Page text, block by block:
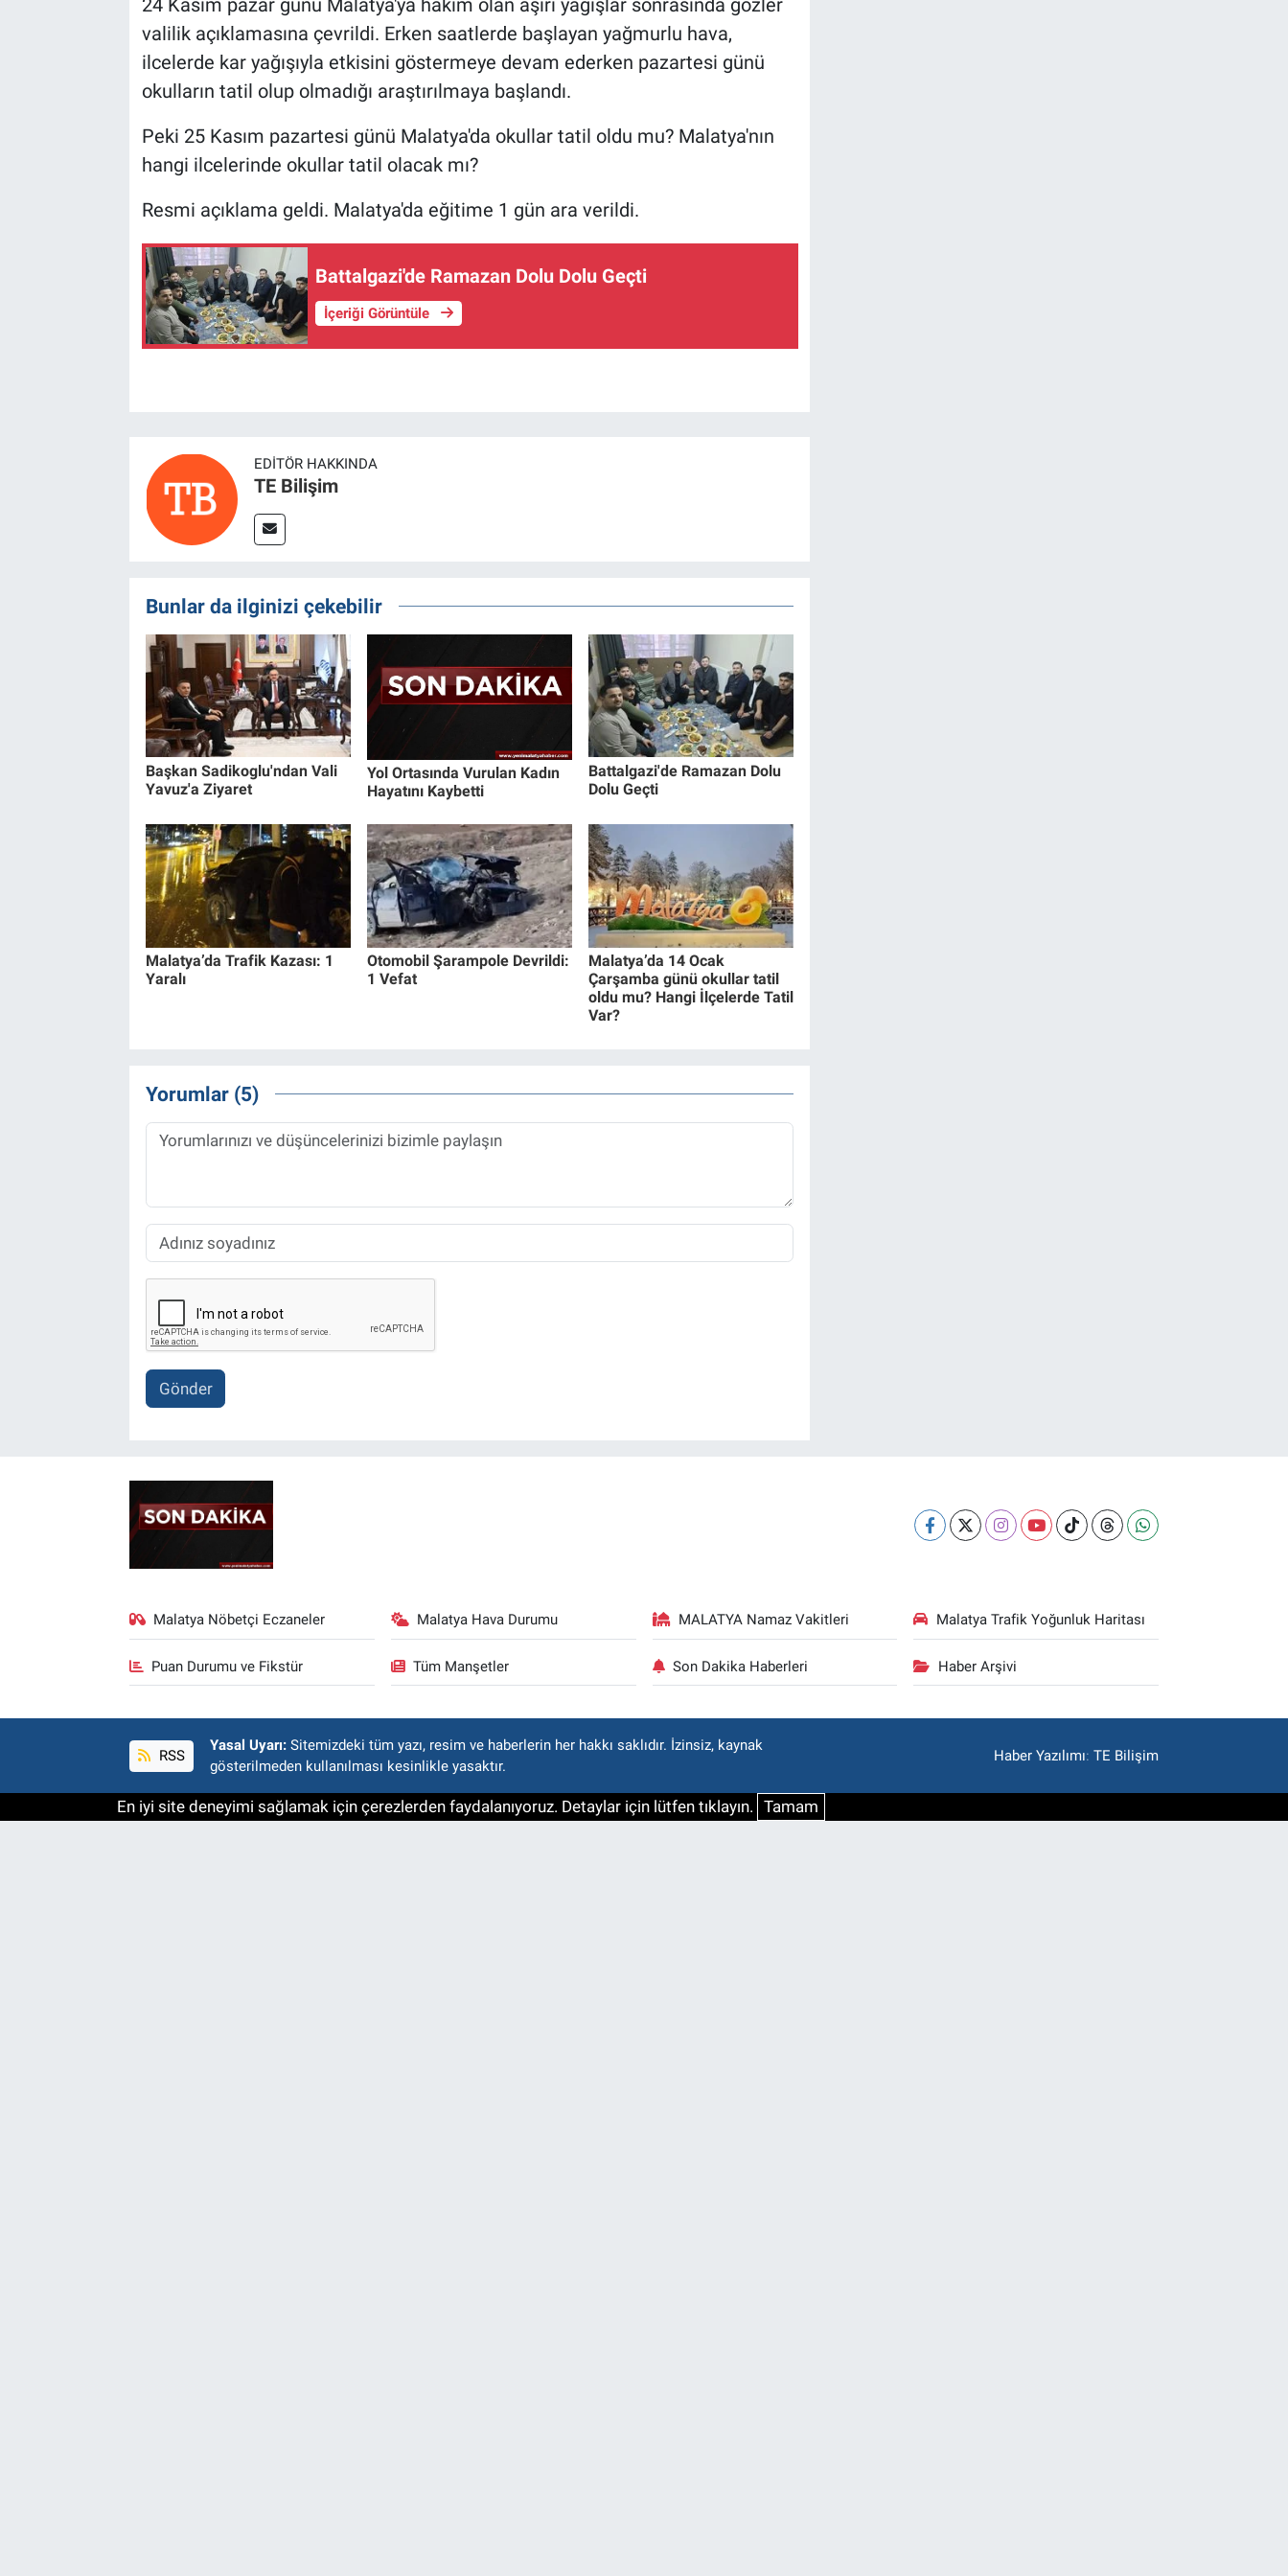
valilik açıklamasına çevrildi. Erken saatlerde başlayan yağmurlu hava,
ilcelerde kar yağışıyla etkisini göstermeye devam ederken pazartesi günü
okulların tatil olup olmadığı araştırılmaya başlandı.
Peki 25 Kasım pazartesi günü Malatya'da okullar tatil oldu mu? Malatya'nın
hangi ilcelerinde okullar tatil olacak mı?
Resmi açıklama geldi. Malatya'da eğitime 1 gün ara verildi.
Battalgazi'de Ramazan Dolu Dolu Geçti
İçeriği Görüntüle
EDITÖR HAKKINDA
TE Bilişim
Bunlar da ilginizi çekebilir
Başkan Sadikoglu'ndan Vali
Yavuz'a Ziyaret
Yol Ortasında Vurulan Kadın
Hayatını Kaybetti
Battalgazi'de Ramazan Dolu
Dolu Geçti
Malatya’da Trafik Kazası: 1
Yaralı
Otomobil Şarampole Devrildi:
1 Vefat
Malatya’da 14 Ocak
Çarşamba günü okullar tatil
oldu mu? Hangi İlçelerde Tatil
Var?
Yorumlar (5)
Gönder
Malatya Nöbetçi Eczaneler Malatya Hava Durumu MALATYA Namaz Vakitleri Malatya Trafik Yoğunluk Haritası
Puan Durumu ve Fikstür Tüm Manşetler Son Dakika Haberleri Haber Arşivi
RSS
Yasal Uyarı: Sitemizdeki tüm yazı, resim ve haberlerin her hakkı saklıdır. İzinsiz, kaynak
gösterilmeden kullanılması kesinlikle yasaktır.
Haber Yazılımı:TE Bilişim
En iyi site deneyimi sağlamak için çerezlerden faydalanıyoruz. Detaylar için lütfen tıklayın. Tamam